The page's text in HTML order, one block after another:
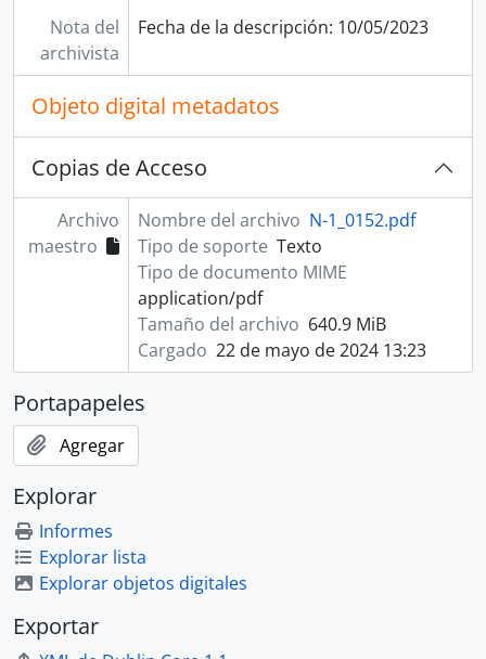
Nota del
archivista
Fecha de la descripción: 10/05/2023
Objeto digital metadatos
Copias de Acceso
Archivo
maestro
Nombre del archivo N-1_0152.pdf
Tipo de soporte Texto
Tipo de documento MIME
application/pdf
Tamaño del archivo 640.9 MiB
Cargado 22 de mayo de 2024 13:23
Portapapeles
Agregar
Explorar
Informes
Explorar lista
Explorar objetos digitales
Exportar